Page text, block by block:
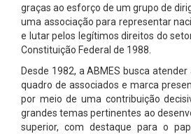
graças ao esforço de um grupo de
uma associação para representar
e lutar pelos legítimos direitos do
Constituição Federal de 1988.
Desde 1982, a ABMES busca
quadro de associados e marca
por meio de uma contribuição
grandes temas pertinentes ao
superior, com destaque para o